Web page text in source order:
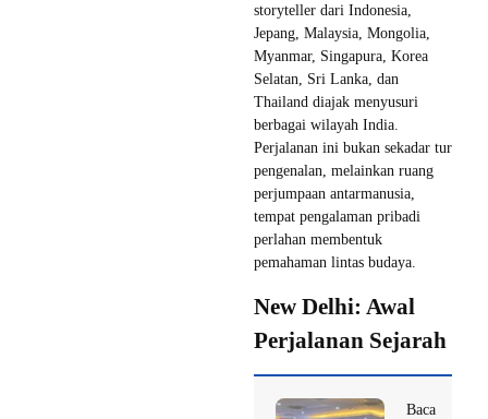
storyteller dari Indonesia,
Jepang, Malaysia, Mongolia,
Myanmar, Singapura, Korea
Selatan, Sri Lanka, dan
Thailand diajak menyusuri
berbagai wilayah India.
Perjalanan ini bukan sekadar tur
pengenalan, melainkan ruang
perjumpaan antarmanusia,
tempat pengalaman pribadi
perlahan membentuk
pemahaman lintas budaya.
New Delhi: Awal
Perjalanan Sejarah
Baca